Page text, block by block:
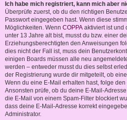
Ich habe mich registriert, kann mich aber
Überprüfe zuerst, ob du den richtigen
Passwort eingegeben hast. Wenn diese
Möglichkeiten. Wenn COPPA aktiviert ist und
unter 13 Jahre alt bist, musst du bzw. einer
Erziehungsberechtigten den Anweisungen
dies nicht der Fall ist, muss dein
einigen Boards müssen alle neu
werden – entweder musst du dies selbst
der Registrierung wurde dir mitgeteilt, ob
Wenn du eine E-Mail erhalten hast, folge
Ansonsten prüfe, ob du deine E-Mail-
die E-Mail von einem Spam-Filter blockiert
dass deine E-Mail-Adresse korrekt
Administrator.